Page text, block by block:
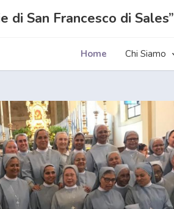
di San Francesco di Sales”
Home Chi Siamo